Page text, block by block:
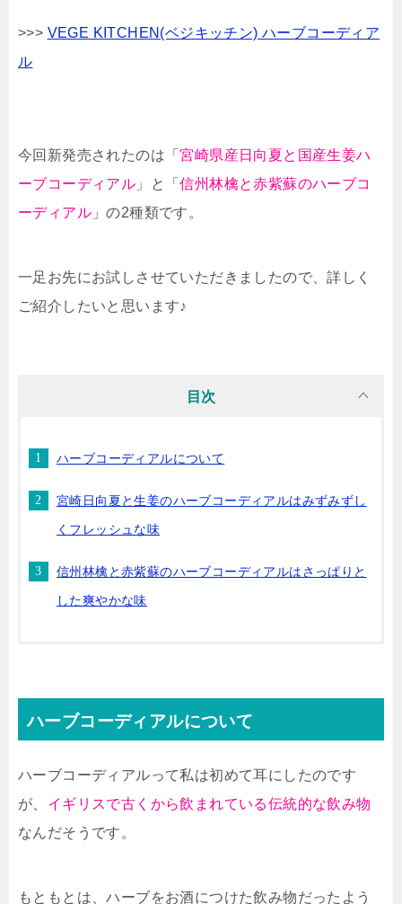
>>> VEGE KITCHEN(ベジキッチン) ハーブコーディア
ル
今回新発売されたのは「宮崎県産日向夏と国産生姜ハ
ーブコーディアル 」と「信州林檎と赤紫蘇のハーブコ
ーディアル 」の2種類です。
一足お先にお試しさせていただきましたので、詳しく
ご紹介したいと思います♪
目次
ハーブコーディアルについて
宮崎日向夏と生姜のハーブコーディアルはみずみずし
くフレッシュな味
信州林檎と赤紫蘇のハーブコーディアルはさっぱりと
した爽やかな味
ハーブコーディアルについて
ハーブコーディアルって私は初めて耳にしたのです
が、 イギリスで古くから飲まれている伝統的な飲み物
なんだそうです。
もともとは、ハーブをお酒につけた飲み物だったよう